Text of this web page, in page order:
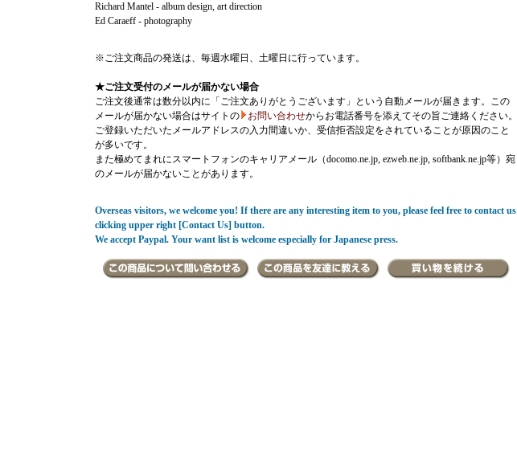
Richard Mantel - album design, art direction
Ed Caraeff - photography
※ご注文商品の発送は、毎週水曜日、土曜日に行っています。
★ご注文受付のメールが届かない場合
ご注文後通常は数分以内に「ご注文ありがとうございます」という自動メールが届きます。この
メールが届かない場合はサイトの
お問い合わせからお電話番号を添えてその旨ご連絡ください。
ご登録いただいたメールアドレスの入力間違いか、受信拒否設定をされていることが原因のこと
が多いです。
また極めてまれにスマートフォンのキャリアメール（docomo.ne.jp, ezweb.ne.jp, softbank.ne.jp等）宛
のメールが届かないことがあります。
Overseas visitors, we welcome you! If there are any interesting item to you, please feel free to contact us
clicking upper right [Contact Us] button.
We accept Paypal. Your want list is welcome especially for Japanese press.